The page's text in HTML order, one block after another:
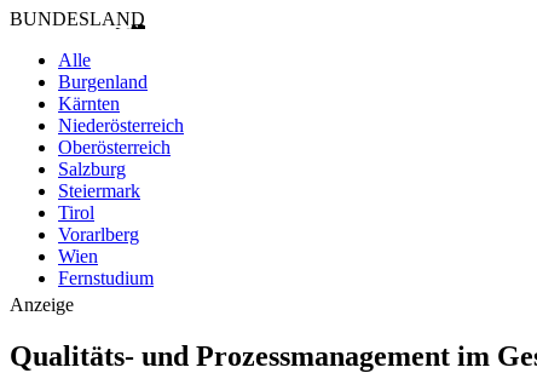
BUNDESLAND
Alle
Burgenland
Kärnten
Niederösterreich
Oberösterreich
Salzburg
Steiermark
Tirol
Vorarlberg
Wien
Fernstudium
Anzeige
Qualitäts- und Prozessmanagement im